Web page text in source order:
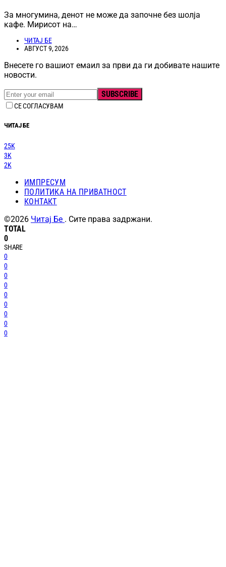
За многумина, денот не може да започне без шолја
кафе. Мирисот на…
ЧИТАЈ БЕ
АВГУСТ 9, 2026
Внесете го вашиот емаил за први да ги добивате нашите
новости.
SUBSCRIBE
СЕ СОГЛАСУВАМ
ЧИТАЈ БЕ
25K
3K
2K
ИМПРЕСУМ
ПОЛИТИКА НА ПРИВАТНОСТ
КОНТАКТ
©2026 Читај Бе . Сите права задржани.
TOTAL
0
SHARE
0
0
0
0
0
0
0
0
0